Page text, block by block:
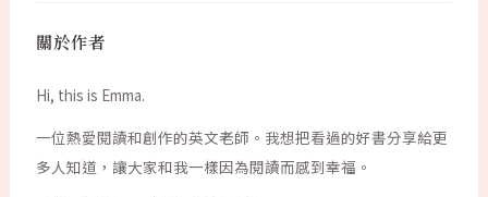
關於作者
Hi, this is Emma.
一位熱愛閱讀和創作的英文老師。我想把看過的好書分享給更
多人知道，讓大家和我一樣因為閱讀而感到幸福。